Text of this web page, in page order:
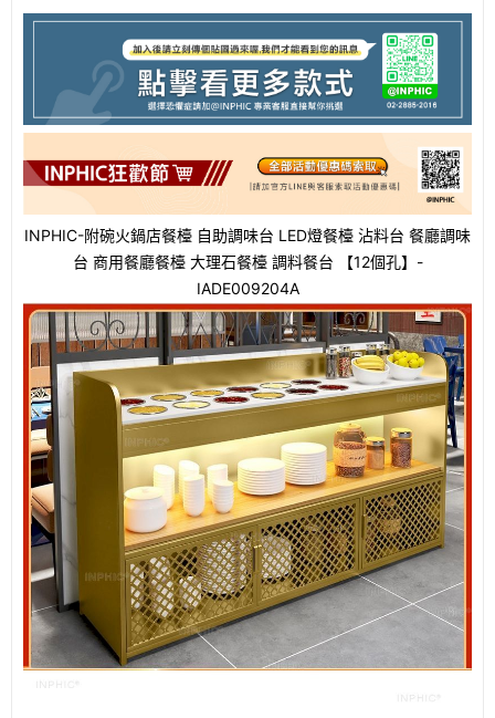
INPHIC-附碗火鍋店餐檯 自助調味台 LED燈餐檯 沾料台 餐廳調味
台 商用餐廳餐檯 大理石餐檯 調料餐台 【12個孔】-
IADE009204A